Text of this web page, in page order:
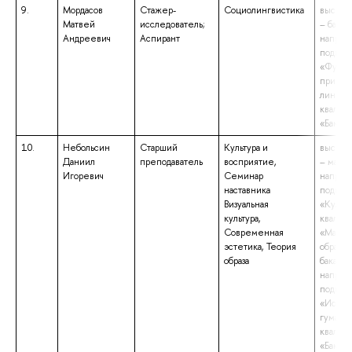
9.
Мордасов
Матвей
Андреевич
Стажер-
исследователь;
Аспирант
Социолингвистика
–
10.
Небольсин
Даниил
Игоревич
Старший
преподаватель
Культура и
восприятие,
Семинар
наставника
Визуальная
культура,
Современная
эстетика, Теория
образа
–